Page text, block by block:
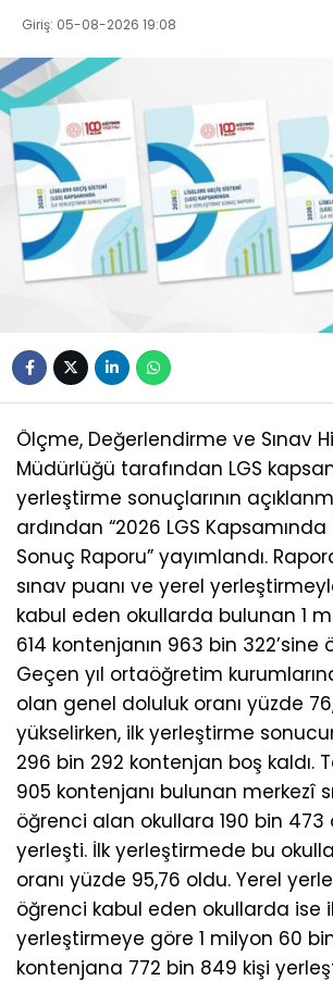
Giriş: 05-08-2026 19:08
Ölçme, Değerlendirme ve Sınav
Müdürlüğü tarafından LGS
yerleştirme sonuçlarının
ardından “2026 LGS
Sonuç Raporu” yayımlandı.
sınav puanı ve yerel
kabul eden okullarda bulunan 1
614 kontenjanın 963 bin 322’sine
Geçen yıl ortaöğretim
olan genel doluluk oranı yüzde
yükselirken, ilk yerleştirme
296 bin 292 kontenjan boş kaldı.
905 kontenjanı bulunan merkezî
öğrenci alan okullara 190 bin 473
yerleşti. İlk yerleştirmede bu
oranı yüzde 95,76 oldu. Yerel
öğrenci kabul eden okullarda ise
yerleştirmeye göre 1 milyon 60
kontenjana 772 bin 849 kişi